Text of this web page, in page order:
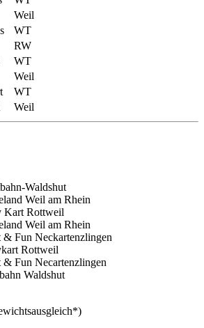
Weil
WT
RW
WT
Weil
WT
Weil
Waldshut
Weil am Rhein
Kart Rottweil
Weil am Rhein
Fun Neckartenzlingen
Rottweil
Fun Necartenzlingen
Waldshut